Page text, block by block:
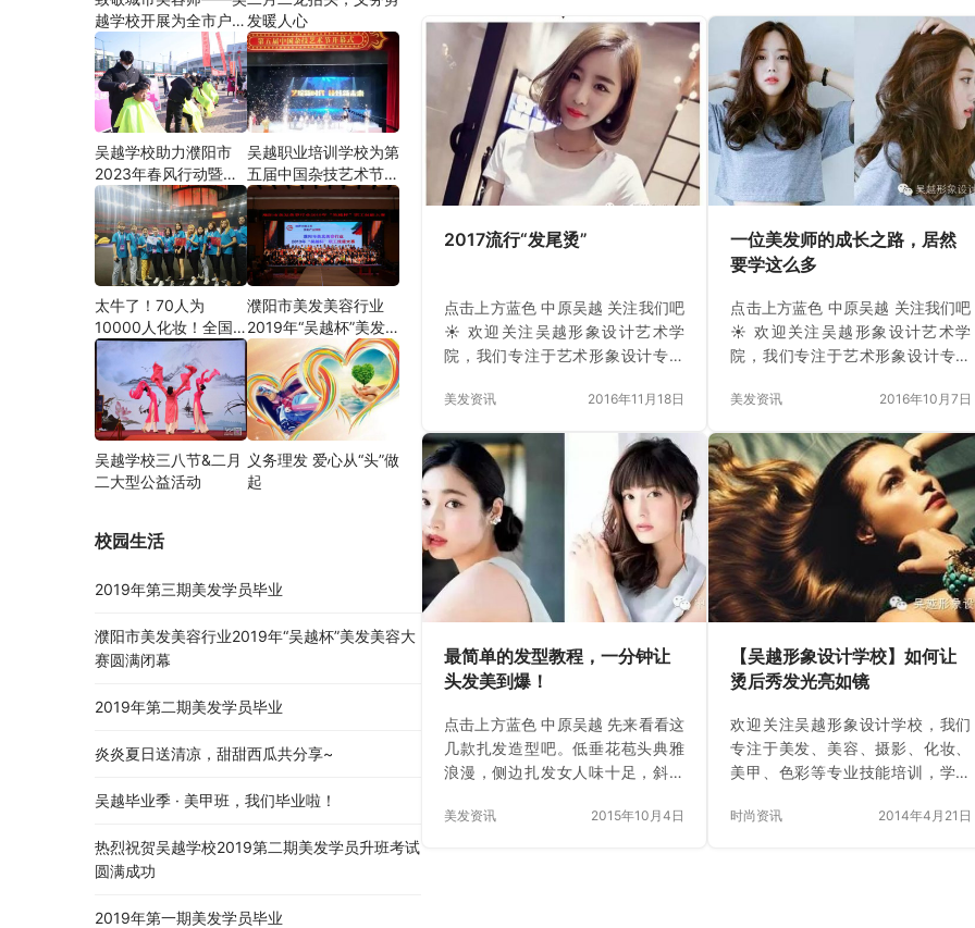
2017流行“发尾烫”
点击上方蓝色 中原吴越 关注我们吧
☀ 欢迎关注吴越形象设计艺术学
院，我们专注于艺术形象设计专业
妆、摄影、美甲、色彩顾问、中医
计中专等专业。二十年成功教育经
验积累，专业教育与素质教育并
举，强化店务实战教学，数百家国
内外优秀企业鉴约。选择吴越，踏
上高薪就业，成功创业直通车。 报
名热线：400-0393-997 网站：
www.hnwuyue.com 点击文章下方
阅读原文即可在线报名 &nbsp…
美发资讯 2016年11月18日
一位美发师的成长之路，居然
要学这么多
点击上方蓝色 中原吴越 关注我们吧
☀ 欢迎关注吴越形象设计艺术学
院，我们专注于艺术形象设计专业
妆、摄影、美甲、色彩顾问、中医
计中专等专业。二十年成功教育经
验积累，专业教育与素质教育并
举，强化店务实战教学，数百家国
内外优秀企业鉴约。选择吴越，踏
上高薪就业，成功创业直通车。 报
名热线：400-0393-997 网站：
www.hnwuyue.com 点击文章下方
阅读原文即可在线报名 &nbsp…
美发资讯 2016年10月7日
最简单的发型教程，一分钟让
头发美到爆！
点击上方蓝色 中原吴越 先来看看这
几款扎发造型吧。低垂花苞头典雅
浪漫，侧边扎发女人味十足，斜刘
将左侧的头发扭转后别在右侧肩
美发资讯 2015年10月4日
【吴越形象设计学校】如何让
烫后秀发光亮如镜
欢迎关注吴越形象设计学校，我们
专注于美发、美容、摄影、化妆、
美甲、色彩等专业技能培训，学习
方名字即可关注吴越，每天获取最
时尚资讯 2014年4月21日
越学校开展为全市户外
劳动者爱心义剪活动
发暖人心
吴越学校助力濮阳市
2023年春风行动暨就
业援助月”首场新春招
聘会活动
吴越职业培训学校为第
五届中国杂技艺术节加
油添彩
太牛了！70人为
10000人化妆！全国
关注的盛事你知道吗？
濮阳市美发美容行业
2019年“吴越杯”美发
美容大赛圆满闭幕
吴越学校三八节&二月
二大型公益活动
义务理发 爱心从“头”做
起
校园生活
2019年第三期美发学员毕业
濮阳市美发美容行业2019年“吴越杯”美发美容大
赛圆满闭幕
2019年第二期美发学员毕业
炎炎夏日送清凉，甜甜西瓜共分享~
吴越毕业季 · 美甲班，我们毕业啦！
热烈祝贺吴越学校2019第二期美发学员升班考试
圆满成功
2019年第一期美发学员毕业